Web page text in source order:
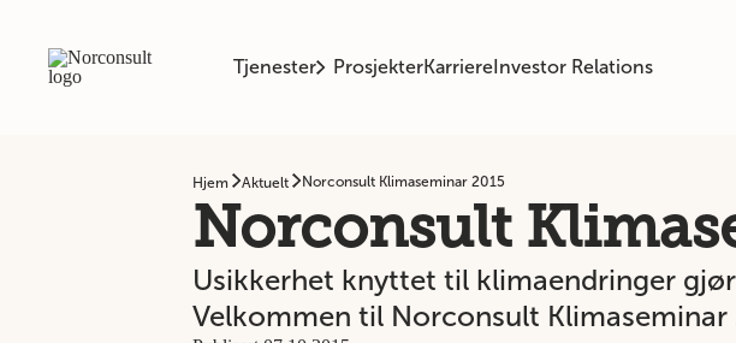
Tjenester ProsjekterKarriereInvestor Relations
Hjem Aktuelt Norconsult Klimaseminar 2015
Norconsult
Usikkerhet knyttet til klimaendringer
Velkommen til Norconsult Klimaseminar